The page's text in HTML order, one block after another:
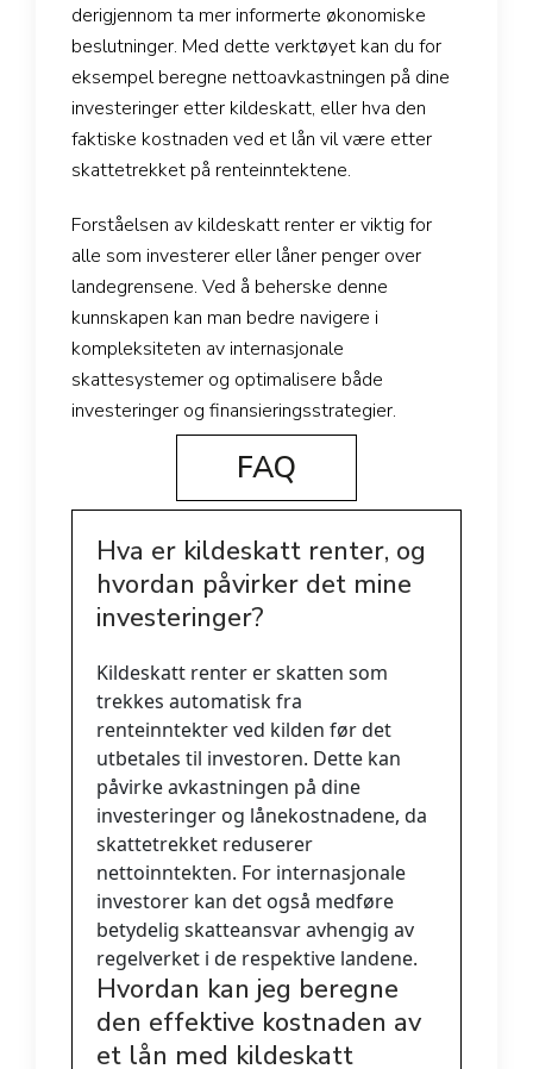
derigjennom ta mer informerte økonomiske
beslutninger. Med dette verktøyet kan du for
eksempel beregne nettoavkastningen på dine
investeringer etter kildeskatt, eller hva den
faktiske kostnaden ved et lån vil være etter
skattetrekket på renteinntektene.
Forståelsen av kildeskatt renter er viktig for
alle som investerer eller låner penger over
landegrensene. Ved å beherske denne
kunnskapen kan man bedre navigere i
kompleksiteten av internasjonale
skattesystemer og optimalisere både
investeringer og finansieringsstrategier.
FAQ
Hva er kildeskatt renter, og
hvordan påvirker det mine
investeringer?
Kildeskatt renter er skatten som
trekkes automatisk fra
renteinntekter ved kilden før det
utbetales til investoren. Dette kan
påvirke avkastningen på dine
investeringer og lånekostnadene, da
skattetrekket reduserer
nettoinntekten. For internasjonale
investorer kan det også medføre
betydelig skatteansvar avhengig av
regelverket i de respektive landene.
Hvordan kan jeg beregne
den effektive kostnaden av
et lån med kildeskatt